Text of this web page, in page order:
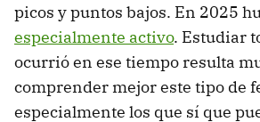
picos y puntos bajos. En 2025
especialmente activo. Estudiar
ocurrió en ese tiempo resulta
comprender mejor este tipo de
especialmente los que sí que